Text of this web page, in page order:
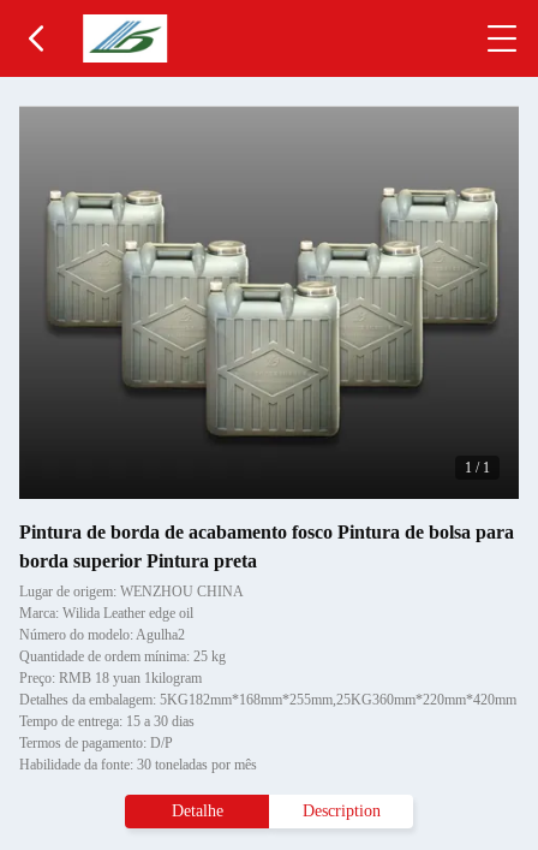
1 / 1
Pintura de borda de acabamento fosco Pintura de bolsa para
borda superior Pintura preta
Lugar de origem: WENZHOU CHINA
Marca: Wilida Leather edge oil
Número do modelo: Agulha2
Quantidade de ordem mínima: 25 kg
Preço: RMB 18 yuan 1kilogram
Detalhes da embalagem: 5KG182mm*168mm*255mm,25KG360mm*220mm*420mm
Tempo de entrega: 15 a 30 dias
Termos de pagamento: D/P
Habilidade da fonte: 30 toneladas por mês
Detalhe Description